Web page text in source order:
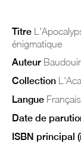
Titre
énigmatique
Auteur
Collection
Langue Français
Date de
ISBN principal